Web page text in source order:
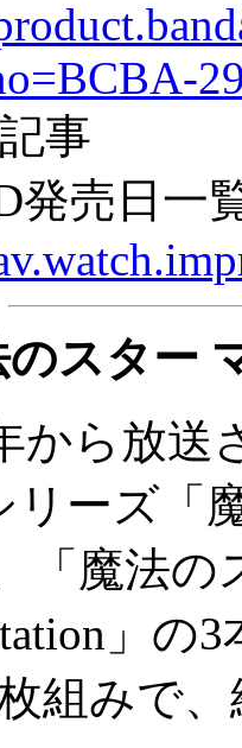
事
発売日一
のスター
から放送
リーズ「
「魔法の
」の
組みで